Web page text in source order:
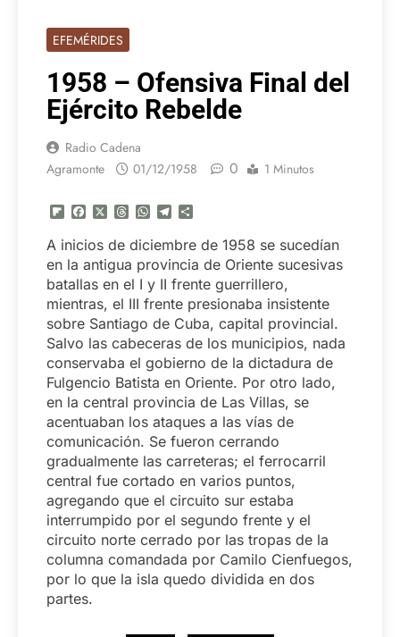
EFEMÉRIDES
1958 – Ofensiva Final del
Ejército Rebelde
Radio Cadena
Agramonte
01/12/1958 0 1 Minutos
Flipboard
FacebookThreadsWhatsApp
Telegram
A inicios de diciembre de 1958 se sucedían
en la antigua provincia de Oriente sucesivas
batallas en el I y II frente guerrillero,
mientras, el III frente presionaba insistente
sobre Santiago de Cuba, capital provincial.
Salvo las cabeceras de los municipios, nada
conservaba el gobierno de la dictadura de
Fulgencio Batista en Oriente. Por otro lado,
en la central provincia de Las Villas, se
acentuaban los ataques a las vías de
comunicación. Se fueron cerrando
gradualmente las carreteras; el ferrocarril
central fue cortado en varios puntos,
agregando que el circuito sur estaba
interrumpido por el segundo frente y el
circuito norte cerrado por las tropas de la
columna comandada por Camilo Cienfuegos,
por lo que la isla quedo dividida en dos
partes.